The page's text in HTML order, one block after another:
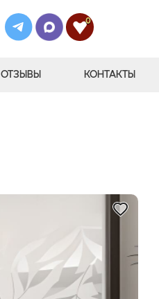
0
ОТЗЫВЫ КОНТАКТЫ